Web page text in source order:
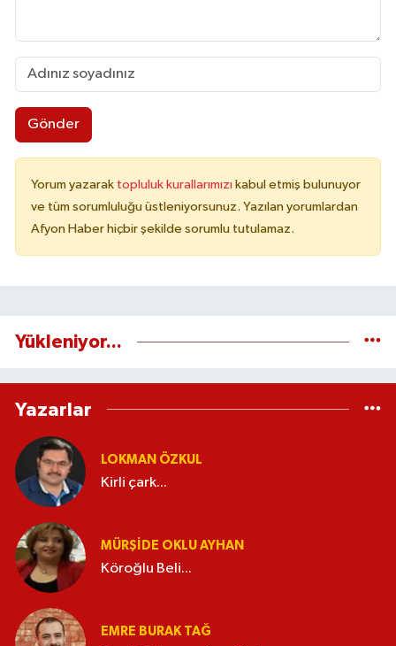
Gönder
Yorum yazarak topluluk kurallarımızı kabul etmiş bulunuyor
ve tüm sorumluluğu üstleniyorsunuz. Yazılan yorumlardan
Afyon Haber hiçbir şekilde sorumlu tutulamaz.
Yükleniyor...
Yazarlar
LOKMAN ÖZKUL
Kirli çark...
MÜRŞIDE OKLU AYHAN
Köroğlu Beli...
EMRE BURAK TAĞ